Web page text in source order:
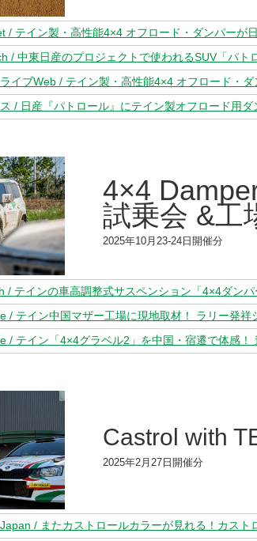
/ テイン製・高性能4×4 オフロード・ダンパーが
/ 中東日産のプロジェクトで使われるSUV「パト
イブWeb / テイン製・高性能4×4 オフロード・
/ 日産『パトロール』にテイン製オフロード用
4×4
試乗会 &工
2025年10月23-24日開催分
/ テイン「4×4グラベル2」を中国・宿遷で体感！
Castrol with
2025年2月27日開催分